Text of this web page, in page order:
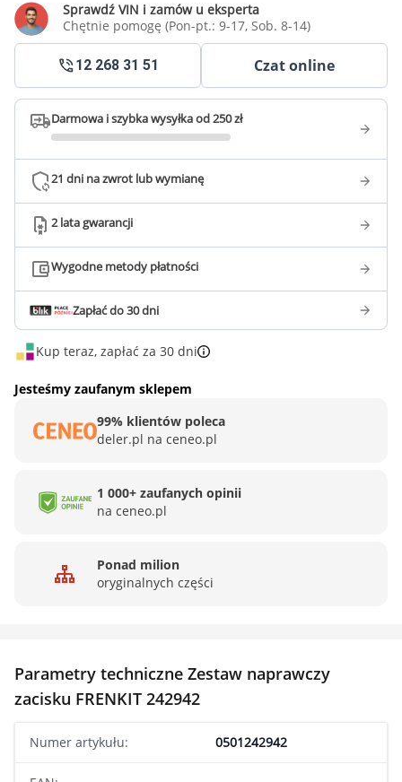
Sprawdź VIN i zamów u eksperta
Chętnie pomogę (Pon-pt.: 9-17, Sob. 8-14)
12 268 31 51 Czat online
Darmowa i szybka wysyłka od 250 zł
21 dni na zwrot lub wymianę
2 lata gwarancji
Wygodne metody płatności
Zapłać do 30 dni
Kup teraz, zapłać za 30 dni
Jesteśmy zaufanym sklepem
99% klientów poleca
deler.pl na ceneo.pl
1 000+ zaufanych opinii
na ceneo.pl
Ponad milion
oryginalnych części
Parametry techniczne Zestaw naprawczy
zacisku FRENKIT 242942
Numer artykułu: 0501242942